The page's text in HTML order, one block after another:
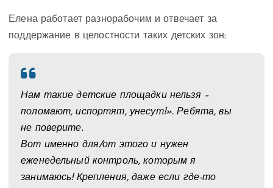
Елена работает разнорабочим и отвечает за
поддержание в целостности таких детских зон:
Нам такие детские площадки нельзя –
поломают, испортят, унесут!». Ребята, вы
не поверите.
Вот именно для/от этого и нужен
еженедельный контроль, которым я
занимаюсь! Крепления, даже если где-то